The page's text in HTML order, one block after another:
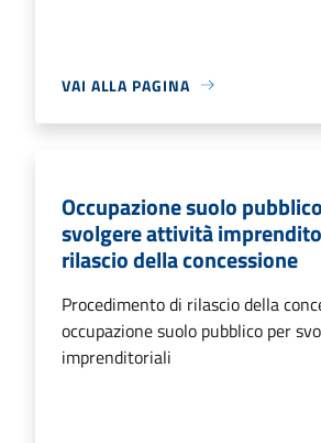
VAI ALLA PAGINA
Occupazione suolo
svolgere attività
rilascio della concessione
Procedimento di rilascio della
occupazione suolo pubblico per
imprenditoriali